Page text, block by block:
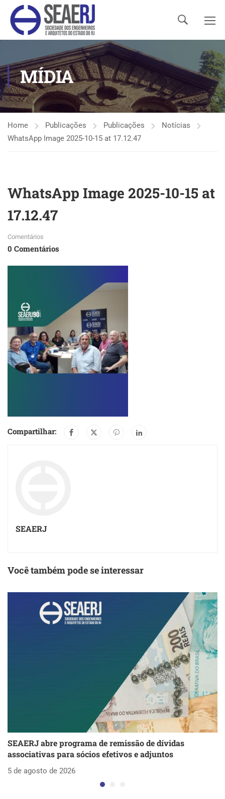
MÍDIA
Home Publicações Publicações
Notícias
WhatsApp Image 2025-10-15 at 17.12.47
WhatsApp Image 2025-10-15 at
17.12.47
Comentários
0 Comentários
Compartilhar:
SEAERJ
Você também pode se interessar
SEAERJ abre programa de remissão de dívidas
associativas para sócios efetivos e adjuntos
5 de agosto de 2026